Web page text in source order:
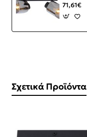
71,61€
Σχετικά Προϊόντα